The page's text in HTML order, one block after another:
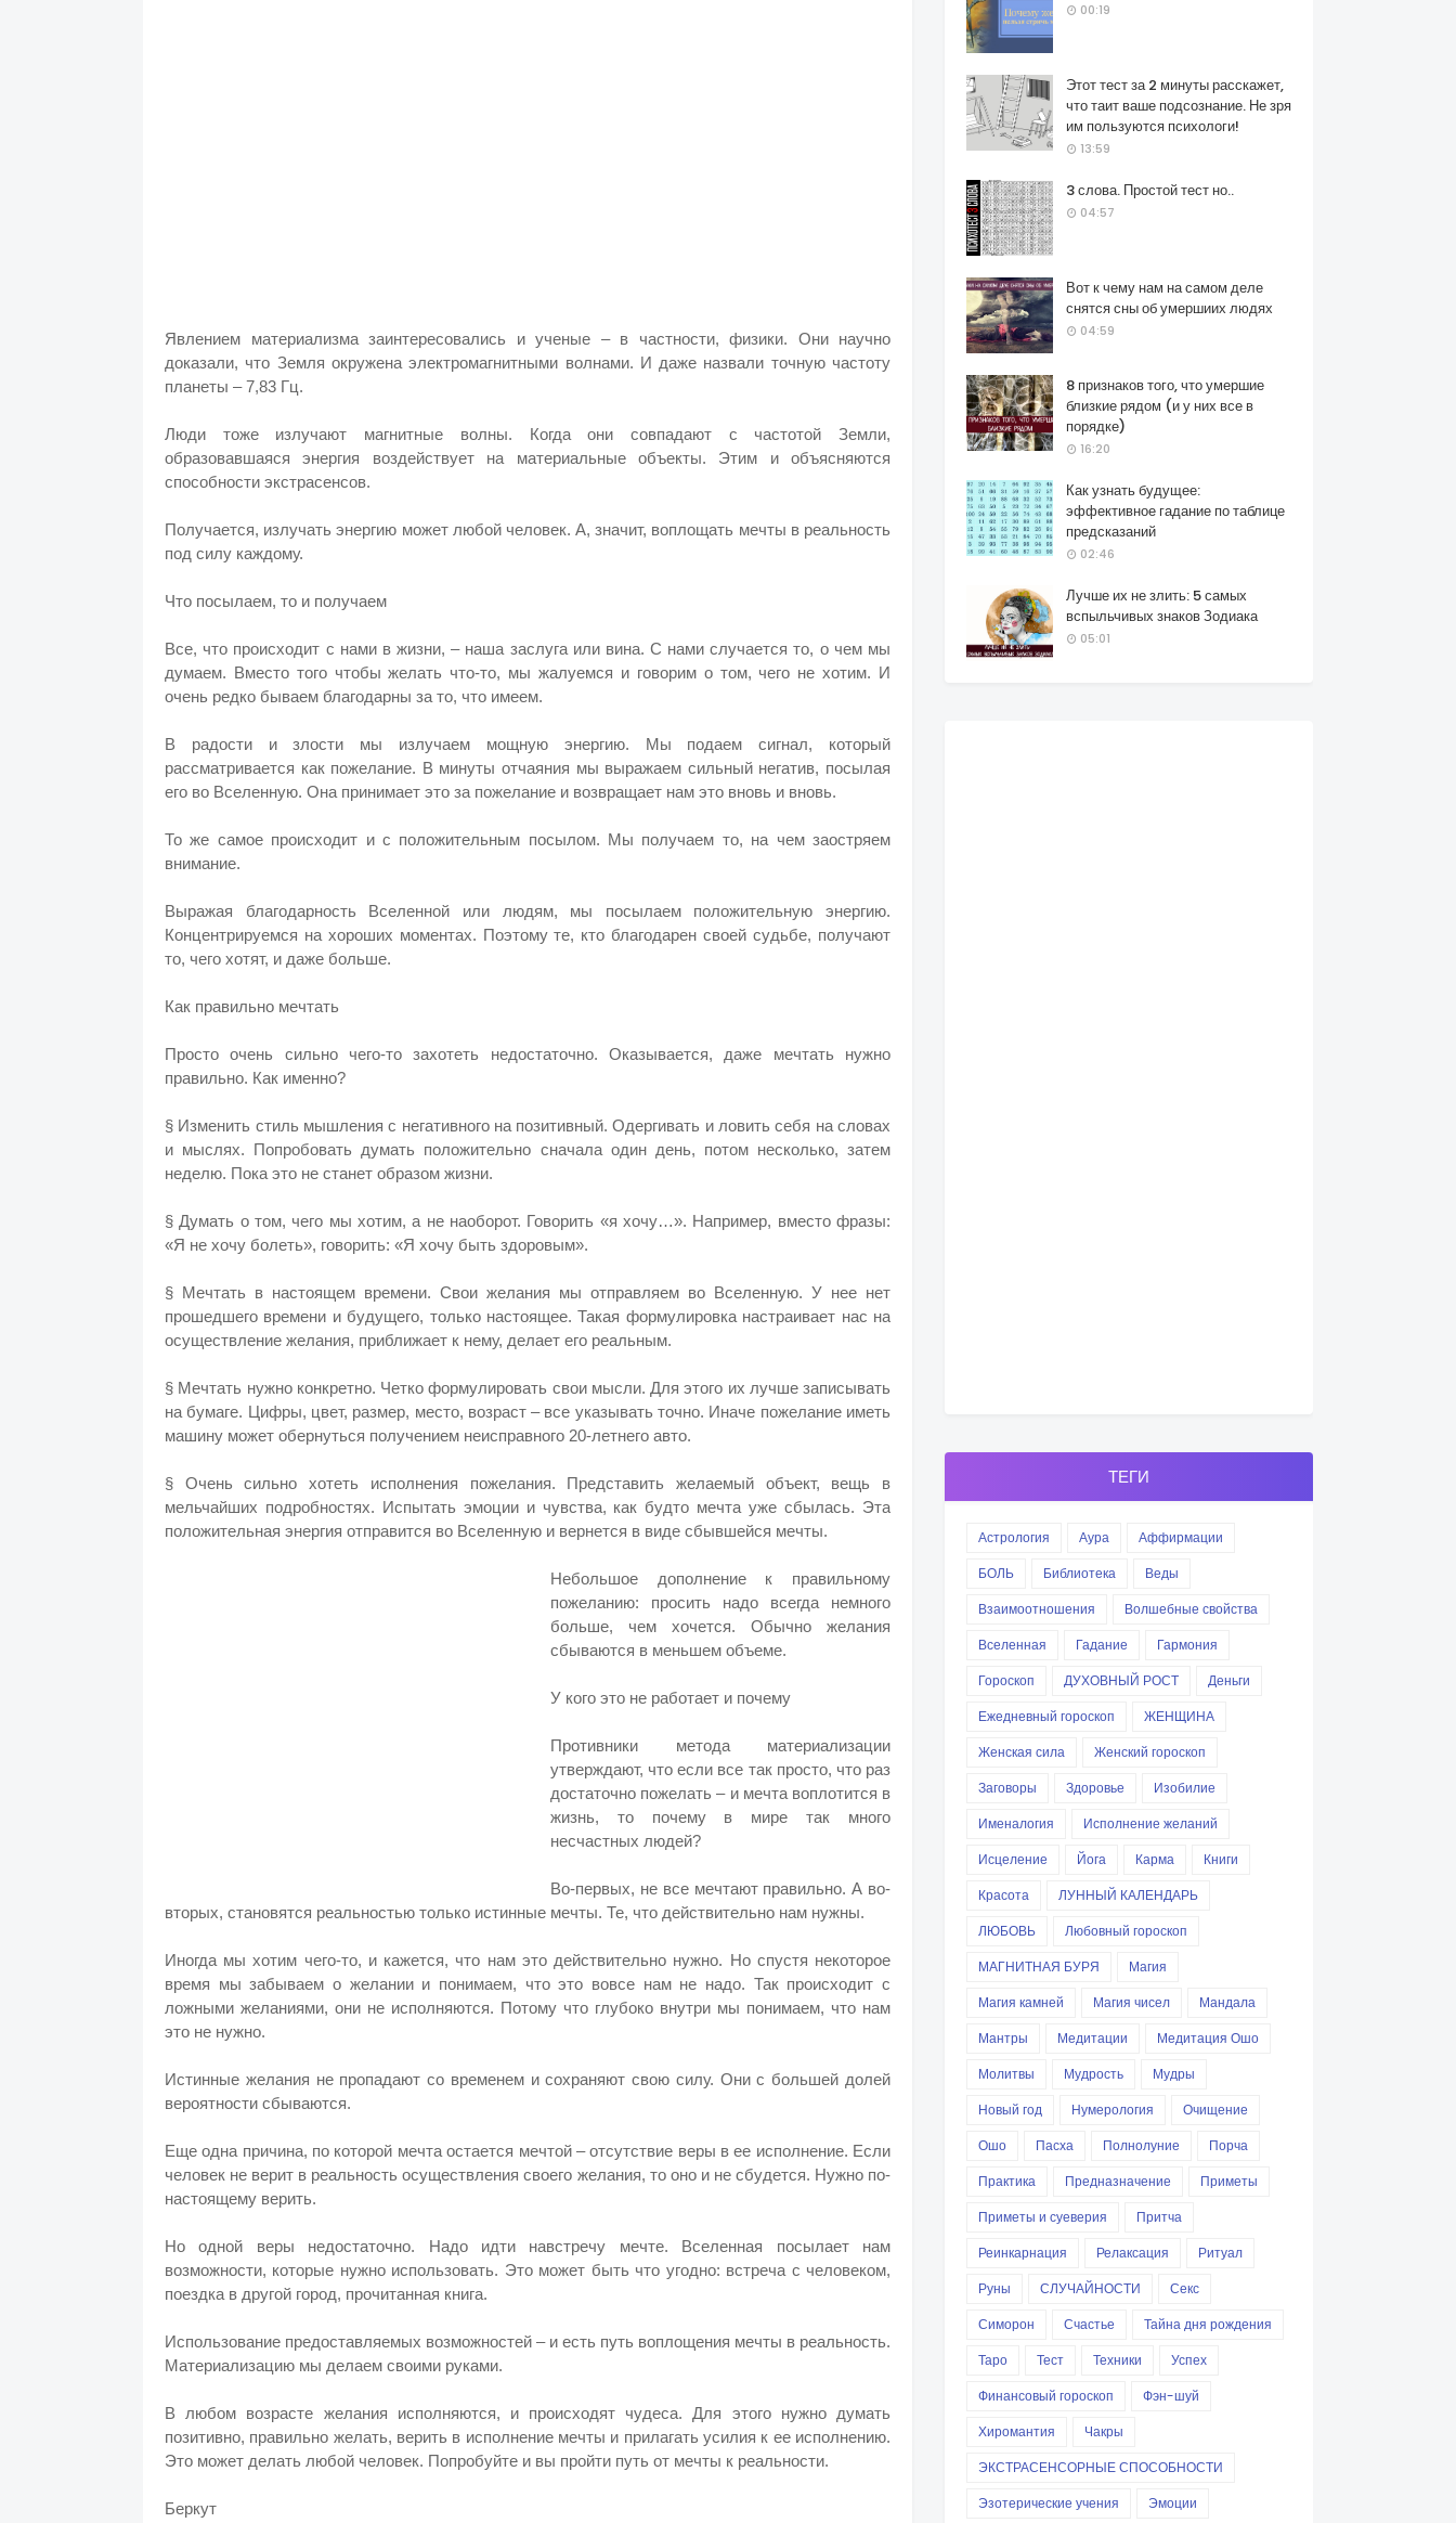
Явлением материализма заинтересовались и ученые – в частности, физики. Они научно
доказали, что Земля окружена электромагнитными волнами. И даже назвали точную частоту
планеты – 7,83 Гц.
Люди тоже излучают магнитные волны. Когда они совпадают с частотой Земли,
образовавшаяся энергия воздействует на материальные объекты. Этим и объясняются
способности экстрасенсов.
Получается, излучать энергию может любой человек. А, значит, воплощать мечты в реальность
под силу каждому.
Что посылаем, то и получаем
Все, что происходит с нами в жизни, – наша заслуга или вина. С нами случается то, о чем мы
думаем. Вместо того чтобы желать что-то, мы жалуемся и говорим о том, чего не хотим. И
очень редко бываем благодарны за то, что имеем.
В радости и злости мы излучаем мощную энергию. Мы подаем сигнал, который
рассматривается как пожелание. В минуты отчаяния мы выражаем сильный негатив, посылая
его во Вселенную. Она принимает это за пожелание и возвращает нам это вновь и вновь.
То же самое происходит и с положительным посылом. Мы получаем то, на чем заостряем
внимание.
Выражая благодарность Вселенной или людям, мы посылаем положительную энергию.
Концентрируемся на хороших моментах. Поэтому те, кто благодарен своей судьбе, получают
то, чего хотят, и даже больше.
Как правильно мечтать
Просто очень сильно чего-то захотеть недостаточно. Оказывается, даже мечтать нужно
правильно. Как именно?
§ Изменить стиль мышления с негативного на позитивный. Одергивать и ловить себя на словах
и мыслях. Попробовать думать положительно сначала один день, потом несколько, затем
неделю. Пока это не станет образом жизни.
§ Думать о том, чего мы хотим, а не наоборот. Говорить «я хочу…». Например, вместо фразы:
«Я не хочу болеть», говорить: «Я хочу быть здоровым».
§ Мечтать в настоящем времени. Свои желания мы отправляем во Вселенную. У нее нет
прошедшего времени и будущего, только настоящее. Такая формулировка настраивает нас на
осуществление желания, приближает к нему, делает его реальным.
§ Мечтать нужно конкретно. Четко формулировать свои мысли. Для этого их лучше записывать
на бумаге. Цифры, цвет, размер, место, возраст – все указывать точно. Иначе пожелание иметь
машину может обернуться получением неисправного 20-летнего авто.
§ Очень сильно хотеть исполнения пожелания. Представить желаемый объект, вещь в
мельчайших подробностях. Испытать эмоции и чувства, как будто мечта уже сбылась. Эта
положительная энергия отправится во Вселенную и вернется в виде сбывшейся мечты.
Небольшое дополнение к правильному
пожеланию: просить надо всегда немного
больше, чем хочется. Обычно желания
сбываются в меньшем объеме.
У кого это не работает и почему
Противники метода материализации
утверждают, что если все так просто, что раз
достаточно пожелать – и мечта воплотится в
жизнь, то почему в мире так много
несчастных людей?
Во-первых, не все мечтают правильно. А во-
вторых, становятся реальностью только истинные мечты. Те, что действительно нам нужны.
Иногда мы хотим чего-то, и кажется, что нам это действительно нужно. Но спустя некоторое
время мы забываем о желании и понимаем, что это вовсе нам не надо. Так происходит с
ложными желаниями, они не исполняются. Потому что глубоко внутри мы понимаем, что нам
это не нужно.
Истинные желания не пропадают со временем и сохраняют свою силу. Они с большей долей
вероятности сбываются.
Еще одна причина, по которой мечта остается мечтой – отсутствие веры в ее исполнение. Если
человек не верит в реальность осуществления своего желания, то оно и не сбудется. Нужно по-
настоящему верить.
Но одной веры недостаточно. Надо идти навстречу мечте. Вселенная посылает нам
возможности, которые нужно использовать. Это может быть что угодно: встреча с человеком,
поездка в другой город, прочитанная книга.
Использование предоставляемых возможностей – и есть путь воплощения мечты в реальность.
Материализацию мы делаем своими руками.
В любом возрасте желания исполняются, и происходят чудеса. Для этого нужно думать
позитивно, правильно желать, верить в исполнение мечты и прилагать усилия к ее исполнению.
Это может делать любой человек. Попробуйте и вы пройти путь от мечты к реальности.
Беркут
00:19
Этот тест за 2 минуты расскажет,
что таит ваше подсознание. Не зря
им пользуются психологи!
13:59
3 слова. Простой тест но..
04:57
Вот к чему нам на самом деле
снятся сны об умершиих людях
04:59
8 признаков того, что умершие
близкие рядом (и у них все в
порядке)
16:20
Как узнать будущее:
эффективное гадание по таблице
предсказаний
02:46
Лучше их не злить: 5 самых
вспыльчивых знаков Зодиака
05:01
ТЕГИ
Астрология Аура
Аффирмации
БОЛЬ
Библиотека
Веды
Взаимоотношения
Волшебные свойства
Вселенная
Гадание
Гармония
Гороскоп
ДУХОВНЫЙ РОСТ
Деньги
Ежедневный гороскоп
ЖЕНЩИНА
Женская сила
Женский гороскоп
Заговоры
Здоровье
Изобилие
Именалогия
Исполнение желаний
Исцеление
Йога Карма
Книги
Красота
ЛУННЫЙ КАЛЕНДАРЬ
ЛЮБОВЬ
Любовный гороскоп
МАГНИТНАЯ БУРЯ
Магия
Магия камней
Магия чисел
Мандала
Мантры
Медитации
Медитация Ошо
Молитвы
Мудрость
Мудры
Новый год
Нумерология
Очищение
Ошо
Пасха Полнолуние
Порча
Практика
Предназначение
Приметы
Приметы и суеверия
Притча
Реинкарнация
Релаксация
Ритуал
Руны
СЛУЧАЙНОСТИ
Секс
Симорон
Счастье
Тайна дня рождения
Таро
Тест Техники
Успех
Финансовый гороскоп
Фэн-шуй
Хиромантия
Чакры
ЭКСТРАСЕНСОРНЫЕ СПОСОБНОСТИ
Эзотерические учения
Эмоции